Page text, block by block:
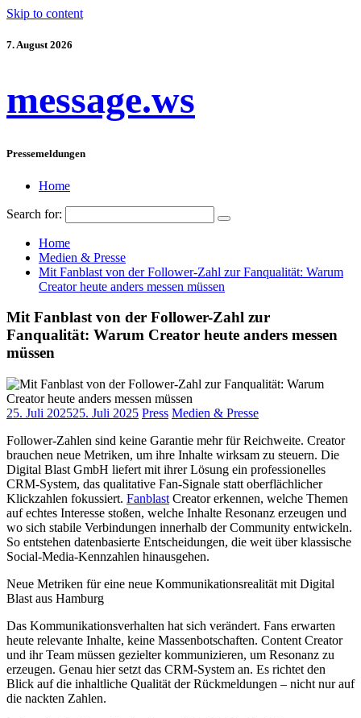
Skip to content
7. August 2026
message.ws
Pressemeldungen
Home
Search for:
Home
Medien & Presse
Mit Fanblast von der Follower-Zahl zur Fanqualität: Warum
Creator heute anders messen müssen
Mit Fanblast von der Follower-Zahl zur
Fanqualität: Warum Creator heute anders messen
müssen
25. Juli 202525. Juli 2025 Press Medien & Presse
Follower-Zahlen sind keine Garantie mehr für Reichweite. Creator
brauchen neue Metriken, um ihre Inhalte wirksam zu steuern. Die
Digital Blast GmbH liefert mit ihrer Lösung ein professionelles
CRM-System, das qualitative Fan-Signale statt oberflächlicher
Klickzahlen fokussiert. Fanblast Creator erkennen, welche Themen
auf echtes Interesse stoßen, welche Inhalte Resonanz erzeugen und
wo sich stabile Verbindungen innerhalb der Community entwickeln.
So entstehen datenbasierte Entscheidungen, die weit über klassische
Social-Media-Kennzahlen hinausgehen.
Neue Metriken für eine neue Kommunikationsrealität mit Digital
Blast aus Hamburg
Das Kommunikationsverhalten hat sich verändert. Fans erwarten
heute relevante Inhalte, keine Massenbotschaften. Content Creator
und ihr Team müssen gezielter kommunizieren, um Resonanz zu
erzeugen. Genau hier setzt das CRM-System an. Es richtet den
Blick auf die inhaltliche Qualität der Rückmeldungen – nicht nur auf
die nackten Zahlen.